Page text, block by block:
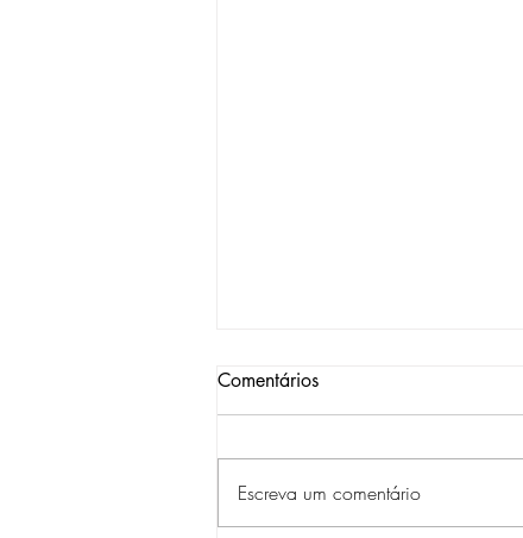
Impressora de Etiqueta para
sua cozinha profissional: tipos,
Comentários
Escreva um comentário